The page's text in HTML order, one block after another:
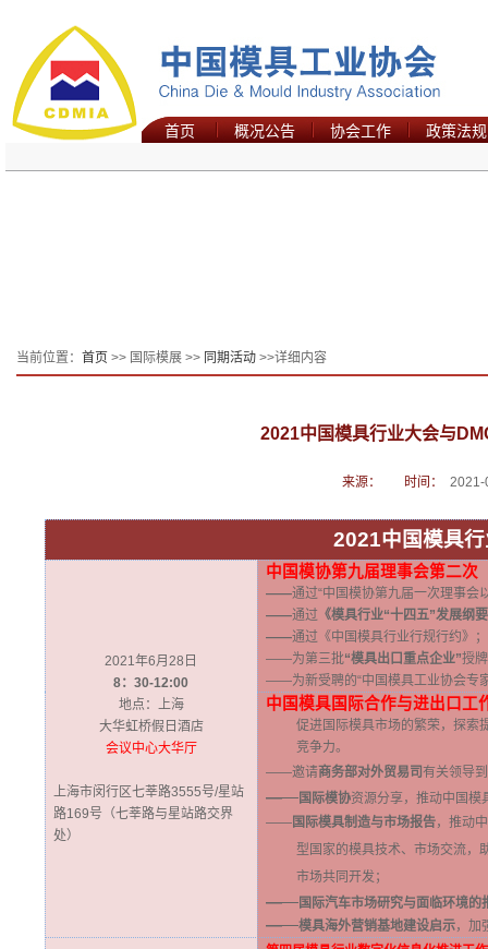
首页 概况公告 协会工作 政策法规
当前位置： 首页 >> 国际模展 >> 同期活动 >>详细内容
2021中国模具行业大会与
来源： 时间： 2021-
2021中国模具
2021年6月28日
8：30-12:00
地点：上海
大华虹桥假日酒店
会议中心大华厅
上海市闵行区七莘路3555号/星站
路169号（七莘路与星站路交界
处）
中国模协第九届理事会第二次
——通过“中国模协第九届一次理事会
——通过 《模具行业“十四五”发展纲
——通过《中国模具行业行规行约》；
——为第三批“模具出口重点企业”授
——为新受聘的“中国模具工业协会专
中国模具国际合作与进出口工
促进国际模具市场的繁荣，探索
竞争力。
——邀请商务部对外贸易司有关领导
——国际模协资源分享，推动中国模
——国际模具制造与市场报告，推动
型国家的模具技术、市场交流，
市场共同开发；
——国际汽车市场研究与面临环境的
——模具海外营销基地建设启示，加